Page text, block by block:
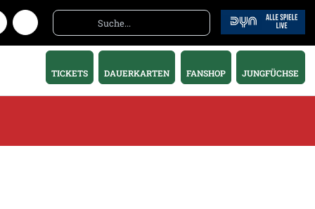
TICKETS DAUERKARTEN FANSHOP JUNGFÜCHSE